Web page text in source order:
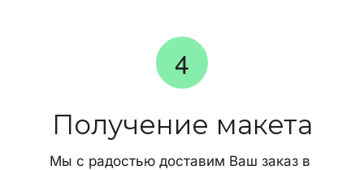
Получение макета
Мы с радостью доставим Ваш заказ в